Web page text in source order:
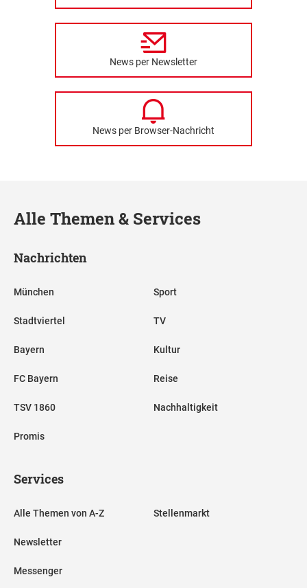
News per Newsletter
News per Browser-Nachricht
Alle Themen & Services
Nachrichten
München
Stadtviertel
Bayern
FC Bayern
TSV 1860
Promis
Sport
TV
Kultur
Reise
Nachhaltigkeit
Services
Alle Themen von A-Z
Newsletter
Messenger
Stellenmarkt